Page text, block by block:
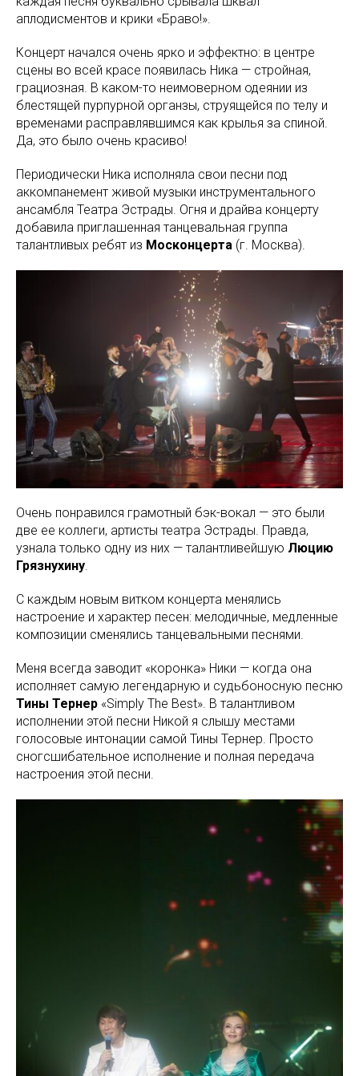
аплодисментов и крики «Браво!».
Концерт начался очень ярко и эффектно: в центре
сцены во всей красе появилась Ника — стройная,
грациозная. В каком-то неимоверном одеянии из
блестящей пурпурной органзы, струящейся по телу и
временами расправлявшимся как крылья за спиной.
Да, это было очень красиво!
Периодически Ника исполняла свои песни под
аккомпанемент живой музыки инструментального
ансамбля Театра Эстрады. Огня и драйва концерту
добавила приглашенная танцевальная группа
талантливых ребят из Москонцерта (г. Москва).
Очень понравился грамотный бэк-вокал — это были
две ее коллеги, артисты театра Эстрады. Правда,
узнала только одну из них — талантливейшую Люцию
Грязнухину
С каждым новым витком концерта менялись
настроение и характер песен: мелодичные, медленные
композиции сменялись танцевальными песнями.
Меня всегда заводит «коронка» Ники — когда она
исполняет самую легендарную и судьбоносную песню
Тины Тернер «Simply The Best». В талантливом
исполнении этой песни Никой я слышу местами
голосовые интонации самой Тины Тернер. Просто
сногсшибательное исполнение и полная передача
настроения этой песни.